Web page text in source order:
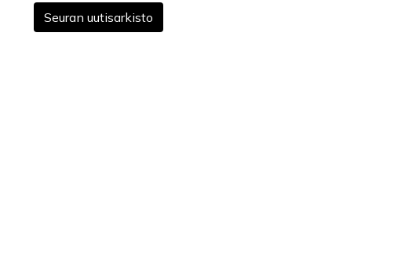
Seuran uutisarkisto